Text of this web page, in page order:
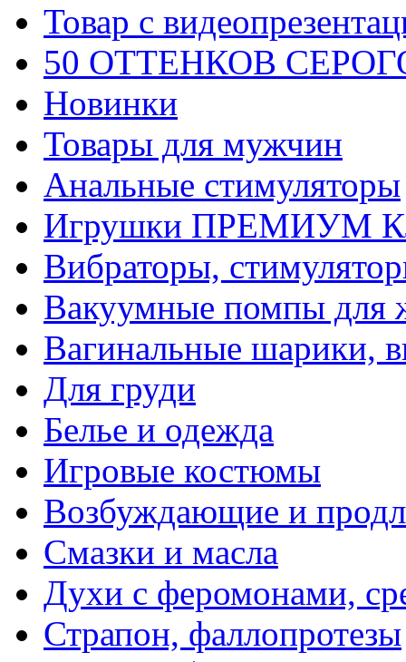
Товар с
50 ОТТЕНКОВ
Новинки
Товары для мужчин
Анальные стимуляторы
Игрушки ПРЕМИУМ
Вибраторы,
Вакуумные помпы для
Вагинальные шарики,
Для груди
Белье и одежда
Игровые костюмы
Возбуждающие и
Смазки и масла
Духи с феромонами,
Страпон, фаллопротезы